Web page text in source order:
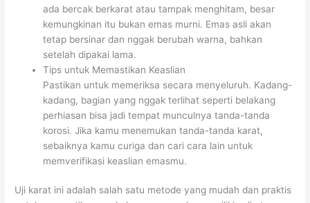
ada bercak berkarat atau tampak menghitam, besar
kemungkinan itu bukan emas murni. Emas asli akan
tetap bersinar dan nggak berubah warna, bahkan
setelah dipakai lama.
Tips untuk Memastikan Keaslian
Pastikan untuk memeriksa secara menyeluruh. Kadang-
kadang, bagian yang nggak terlihat seperti belakang
perhiasan bisa jadi tempat munculnya tanda-tanda
korosi. Jika kamu menemukan tanda-tanda karat,
sebaiknya kamu curiga dan cari cara lain untuk
memverifikasi keaslian emasmu.
Uji karat ini adalah salah satu metode yang mudah dan praktis